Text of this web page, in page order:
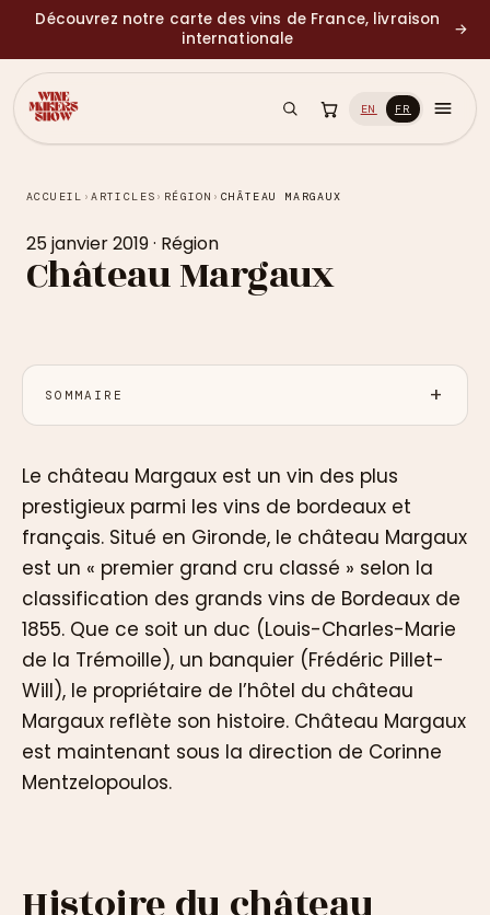
Découvrez notre carte des vins de France, livraison
internationale
→
EN FR
ACCUEIL ›ARTICLES › RÉGION › CHÂTEAU MARGAUX
25 janvier 2019· Région
Château Margaux
SOMMAIRE
Le château Margaux est un vin des plus
prestigieux parmi les vins de bordeaux et
français. Situé en Gironde, le château Margaux
est un « premier grand cru classé » selon la
classification des grands vins de Bordeaux de
1855. Que ce soit un duc (Louis-Charles-Marie
de la Trémoille), un banquier (Frédéric Pillet-
Will), le propriétaire de l’hôtel du château
Margaux reflète son histoire. Château Margaux
est maintenant sous la direction de Corinne
Mentzelopoulos.